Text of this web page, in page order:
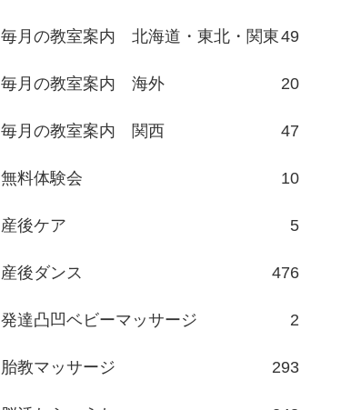
毎月の教室案内 北海道・東北・関東49
毎月の教室案内 海外 20
毎月の教室案内 関西 47
無料体験会 10
産後ケア 5
産後ダンス 476
発達凸凹ベビーマッサージ 2
胎教マッサージ 293